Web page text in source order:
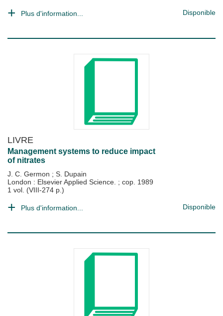
Plus d'information... Disponible
LIVRE
Management systems to reduce impact
of nitrates
J. C. Germon ; S. Dupain
London : Elsevier Applied Science. ; cop. 1989
1 vol. (VIII-274 p.)
Plus d'information... Disponible